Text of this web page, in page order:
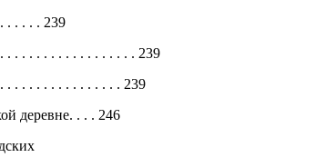
. . . . . 239
. . . . . . . . . . . . . . . . . . 239
. . . . . . . . . . . . . . . 239
деревне. . . . 246